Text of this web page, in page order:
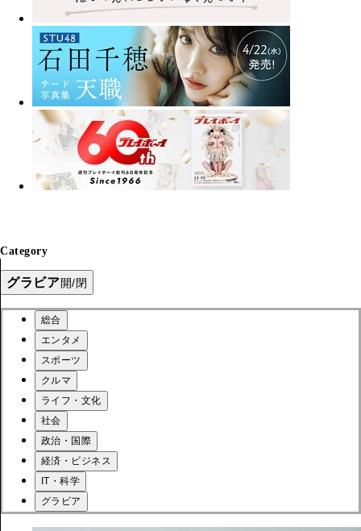
Category
グラビア開/閉
総合
エンタメ
スポーツ
クルマ
ライフ・文化
社会
政治・国際
経済・ビジネス
IT・科学
グラビア